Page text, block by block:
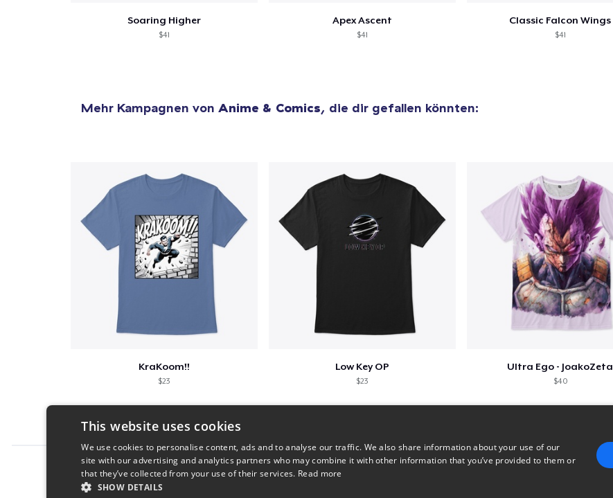
Soaring Higher
$41
Apex Ascent
$41
Classic Falcon Wings
$41
Mehr Kampagnen von Anime & Comics, die dir gefallen könnten:
KraKoom!!
$23
Low Key OP
$23
Ultra Ego - JoakoZeta
$40
Report this product
This website uses cookies
We use cookies to personalise content, ads and to analyse our traffic. We also share information about your use of our
site with our advertising and analytics partners who may combine it with other information that you’ve provided to them or
that they’ve collected from your use of their services. Read more
SHOW DETAILS